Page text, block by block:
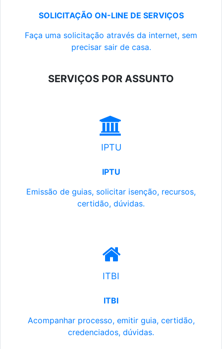
SOLICITAÇÃO ON-LINE DE SERVIÇOS
Faça uma solicitação através da internet, sem
precisar sair de casa.
SERVIÇOS POR ASSUNTO
IPTU
IPTU
Emissão de guias, solicitar isenção, recursos,
certidão, dúvidas.
ITBI
ITBI
Acompanhar processo, emitir guia, certidão,
credenciados, dúvidas.